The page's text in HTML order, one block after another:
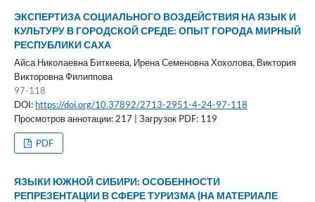
ЭКСПЕРТИЗА СОЦИАЛЬНОГО ВОЗДЕЙСТВИЯ НА ЯЗЫК И
КУЛЬТУРУ В ГОРОДСКОЙ СРЕДЕ: ОПЫТ ГОРОДА МИРНЫЙ
РЕСПУБЛИКИ САХА
Айса Николаевна Биткеева, Ирена Семеновна Хохолова, Виктория
Викторовна Филиппова
97-118
DOI: https://doi.org/10.37892/2713-2951-4-24-97-118
Просмотров аннотации: 217 | Загрузок PDF: 119
PDF
ЯЗЫКИ ЮЖНОЙ СИБИРИ: ОСОБЕННОСТИ
РЕПРЕЗЕНТАЦИИ В СФЕРЕ ТУРИЗМА (НА МАТЕРИАЛЕ